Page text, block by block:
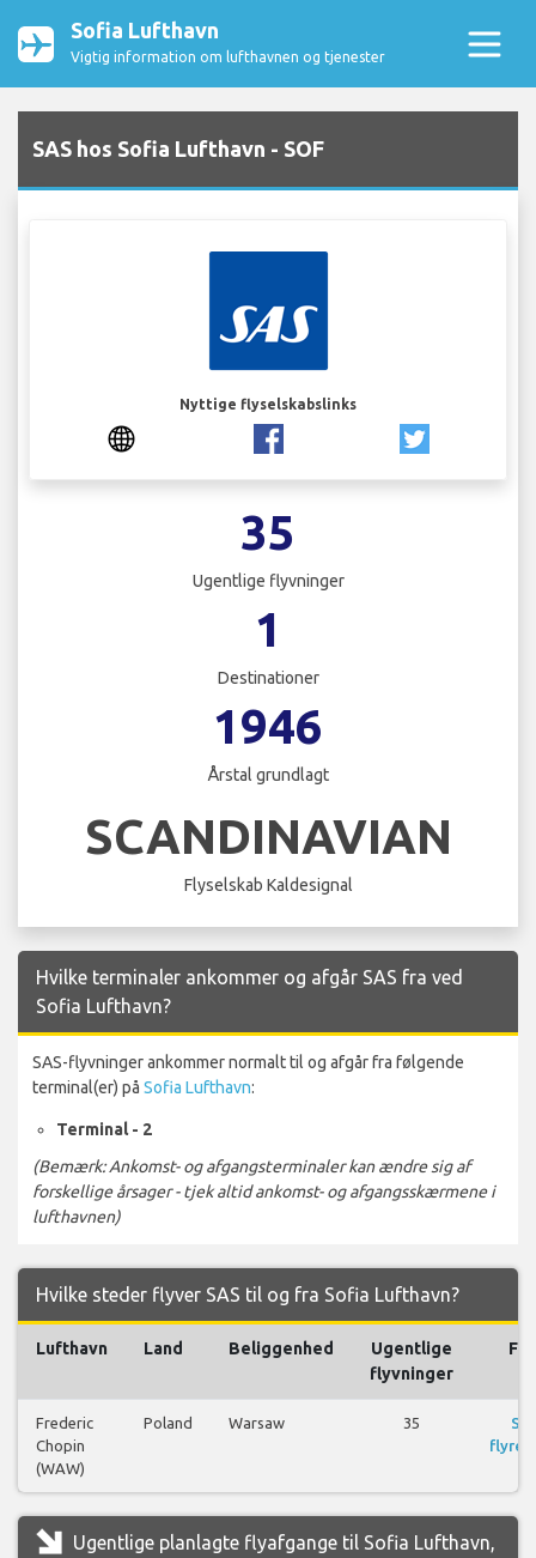
Sofia Lufthavn
Vigtig information om lufthavnen og tjenester
SAS hos Sofia Lufthavn - SOF
Nyttige flyselskabslinks
35
Ugentlige flyvninger
1
Destinationer
1946
Årstal grundlagt
SCANDINAVIAN
Flyselskab Kaldesignal
Hvilke terminaler ankommer og afgår SAS fra ved
Sofia Lufthavn?
SAS-flyvninger ankommer normalt til og afgår fra følgende
terminal(er) på Sofia Lufthavn:
Terminal - 2
(Bemærk: Ankomst- og afgangsterminaler kan ændre sig af
forskellige årsager - tjek altid ankomst- og afgangsskærmene i
lufthavnen)
Hvilke steder flyver SAS til og fra Sofia Lufthavn?
Lufthavn Land Beliggenhed
Ugentlige
flyvninger
Fly
Frederic
Chopin
(WAW)
Poland Warsaw 35
Se
Ugentlige planlagte flyafgange til Sofia Lufthavn,